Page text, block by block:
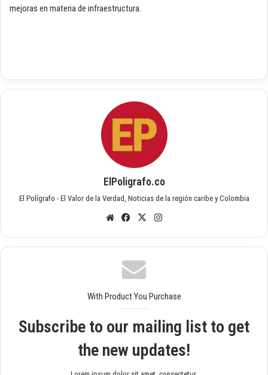
mejoras en materia de infraestructura.
ElPoligrafo.co
El Polígrafo - El Valor de la Verdad, Noticias de la región caribe y Colombia
Siti
we
b
Fac
ok
X
am
With Product You Purchase
Subscribe to our mailing list to get
the new updates!